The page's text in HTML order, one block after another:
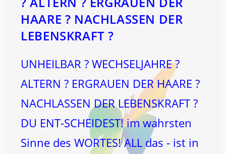
HAARE ? NACHLASSEN DER
LEBENSKRAFT ?
UNHEILBAR ? WECHSELJAHRE ?
ALTERN ? ERGRAUEN DER HAARE ?
NACHLASSEN DER LEBENSKRAFT ?
DU ENT-SCHEIDEST! im wahrsten
Sinne des WORTES! ALL das - ist in